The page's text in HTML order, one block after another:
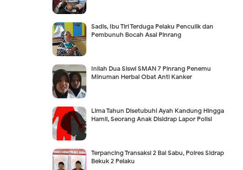
Sadis, Ibu Tiri Terduga Pelaku Penculik dan
Pembunuh Bocah Asal Pinrang
Inilah Dua Siswi SMAN 7 Pinrang Penemu
Minuman Herbal Obat Anti Kanker
Lima Tahun Disetubuhi Ayah Kandung Hingga
Hamil, Seorang Anak Disidrap Lapor Polisi
Terpancing Transaksi 2 Bal Sabu, Polres Sidrap
Bekuk 2 Pelaku